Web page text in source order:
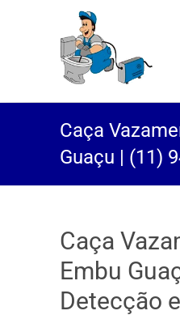
Caça
Guaçu | (11)
Caça
Embu
Detecção